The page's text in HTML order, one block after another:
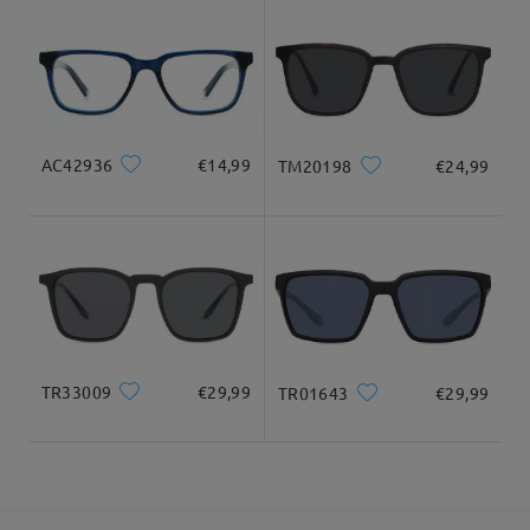
(24 ore su 24, 7 giorni su 7) o via email all'indirizzo
service@firmoo.it.
Domanda
salve vorrei sapere se avete qualche altro paio di
occhiali molto simili a questi poiché dopo che mi sono
arrivati ho notato che il ponte è troppo grande rispetto
Consegnato
AC42936 €14,99 TM20198 €24,99
TR33009 €29,99 TR01643 €29,99